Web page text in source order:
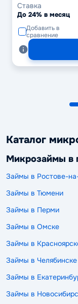
Ставка
До 24% в месяц
Добавить в
сравнение
Каталог
Микрозаймы в
Займы в Ростове-
Займы в Тюмени
Займы в Перми
Займы в Омске
Займы в
Займы в Челябинске
Займы в
Займы в